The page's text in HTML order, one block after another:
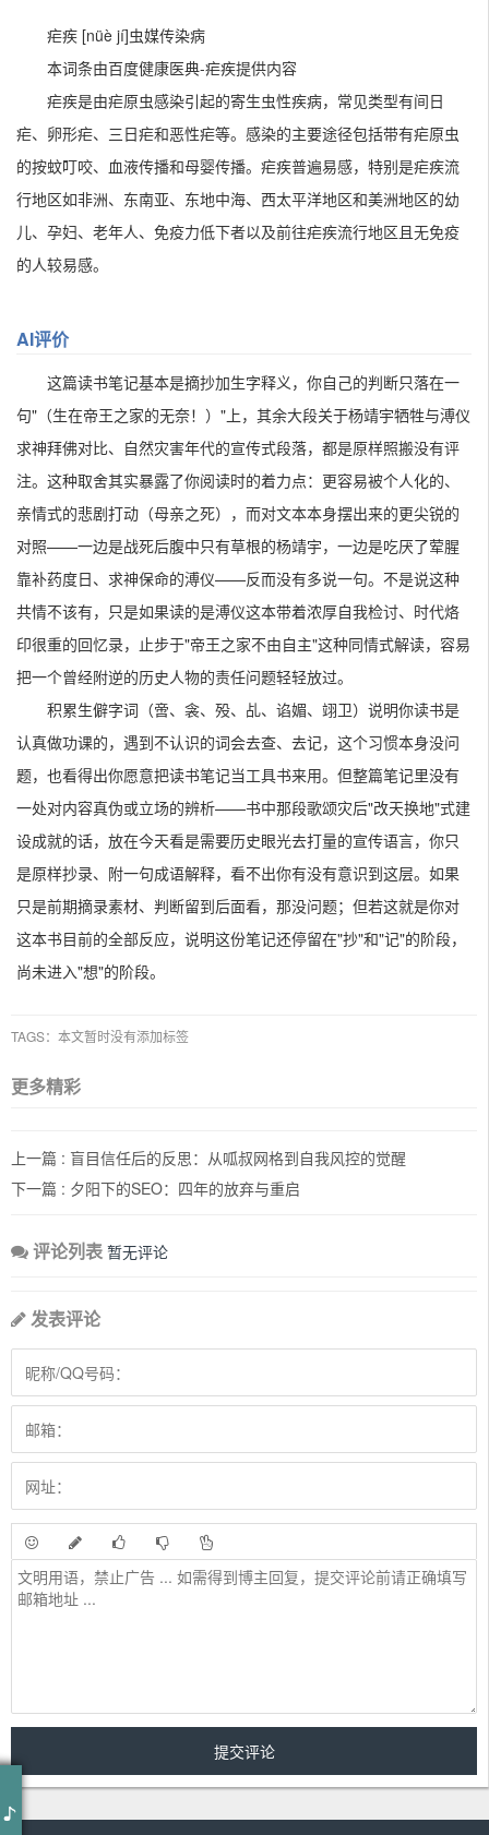
疟疾 [nüè jí]虫媒传染病
本词条由百度健康医典-疟疾提供内容
疟疾是由疟原虫感染引起的寄生虫性疾病，常见类型有间日
疟、卵形疟、三日疟和恶性疟等。感染的主要途径包括带有疟原虫
的按蚊叮咬、血液传播和母婴传播。疟疾普遍易感，特别是疟疾流
行地区如非洲、东南亚、东地中海、西太平洋地区和美洲地区的幼
儿、孕妇、老年人、免疫力低下者以及前往疟疾流行地区且无免疫
的人较易感。
AI评价
这篇读书笔记基本是摘抄加生字释义，你自己的判断只落在一
句"（生在帝王之家的无奈！）"上，其余大段关于杨靖宇牺牲与溥仪
求神拜佛对比、自然灾害年代的宣传式段落，都是原样照搬没有评
注。这种取舍其实暴露了你阅读时的着力点：更容易被个人化的、
亲情式的悲剧打动（母亲之死），而对文本本身摆出来的更尖锐的
对照——一边是战死后腹中只有草根的杨靖宇，一边是吃厌了荤腥
靠补药度日、求神保命的溥仪——反而没有多说一句。不是说这种
共情不该有，只是如果读的是溥仪这本带着浓厚自我检讨、时代烙
印很重的回忆录，止步于"帝王之家不由自主"这种同情式解读，容易
把一个曾经附逆的历史人物的责任问题轻轻放过。
积累生僻字词（啻、衾、殁、乩、谄媚、翊卫）说明你读书是
认真做功课的，遇到不认识的词会去查、去记，这个习惯本身没问
题，也看得出你愿意把读书笔记当工具书来用。但整篇笔记里没有
一处对内容真伪或立场的辨析——书中那段歌颂灾后"改天换地"式建
设成就的话，放在今天看是需要历史眼光去打量的宣传语言，你只
是原样抄录、附一句成语解释，看不出你有没有意识到这层。如果
只是前期摘录素材、判断留到后面看，那没问题；但若这就是你对
这本书目前的全部反应，说明这份笔记还停留在"抄"和"记"的阶段，
尚未进入"想"的阶段。
TAGS：本文暂时没有添加标签
更多精彩
上一篇 : 盲目信任后的反思：从呱叔网格到自我风控的觉醒
下一篇 : 夕阳下的SEO：四年的放弃与重启
评论列表 暂无评论
发表评论
作词 : 璟筱/天音
编曲 : 璟筱/天音